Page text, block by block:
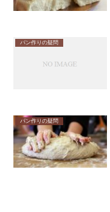
パン作りの疑問
パン作りの疑問